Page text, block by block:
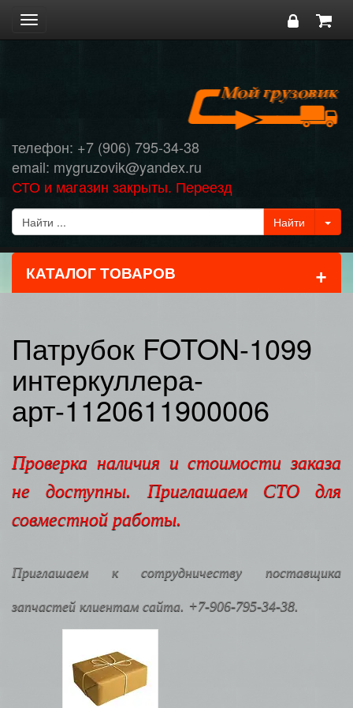
Toggle
navigation
телефон: +7 (906) 795-34-38
email: mygruzovik@yandex.ru
СТО и магазин закрыты. Переезд
КАТАЛОГ ТОВАРОВ +
Патрубок FOTON-1099
интеркуллера-
арт-1120611900006
Проверка наличия и стоимости заказа
не доступны. Приглашаем СТО для
совместной работы.
Приглашаем к сотрудничеству поставщика
запчастей клиентам сайта. +7-906-795-34-38.